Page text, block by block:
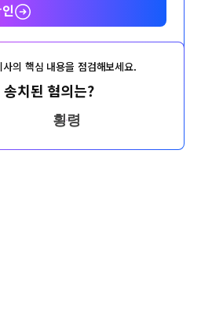
의 핵심 내용을 점검해보세요.
치된 혐의는?
횡령